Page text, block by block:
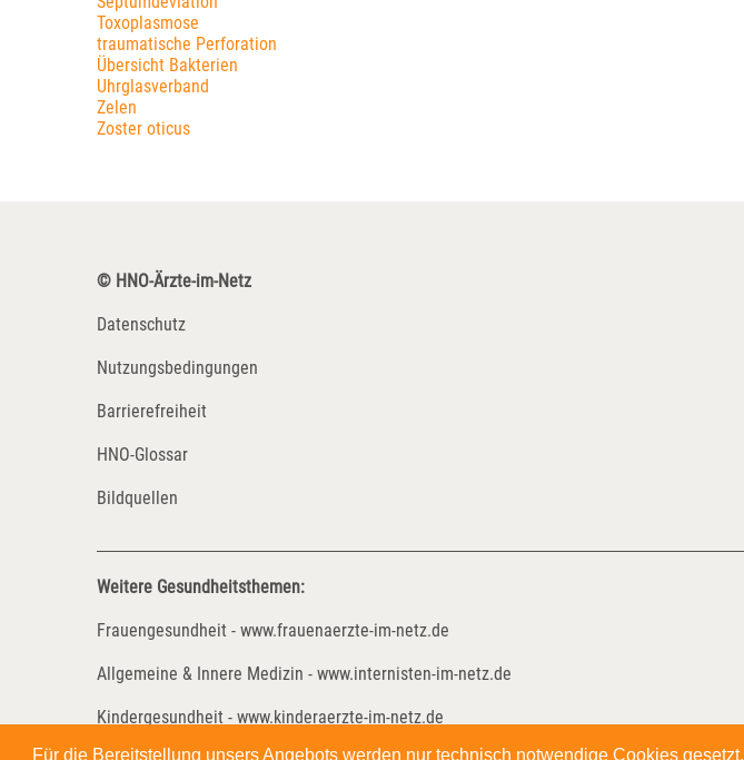
Für die Bereitstellung unsers Angebots werden nur technisch notwendige Cookies gesetzt.
Toxoplasmose
traumatische Perforation
Übersicht Bakterien
Uhrglasverband
Zelen
Zoster oticus
© HNO-Ärzte-im-Netz
Datenschutz
Nutzungsbedingungen
Barrierefreiheit
HNO-Glossar
Bildquellen
Weitere Gesundheitsthemen:
Frauengesundheit - www.frauenaerzte-im-netz.de
Allgemeine & Innere Medizin - www.internisten-im-netz.de
Kindergesundheit - www.kinderaerzte-im-netz.de